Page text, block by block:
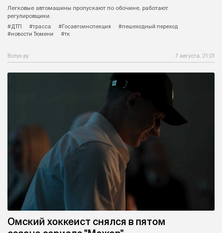
Легковые автомашины пропускают по обочине, работают
регулировщики.
#ДТП
#трасса #Госавтоинспекция
#пешеходный переход
#новости Тюмени
#тк
Вслух.ру 7 августа, 21:01
Омский хоккеист снялся в пятом